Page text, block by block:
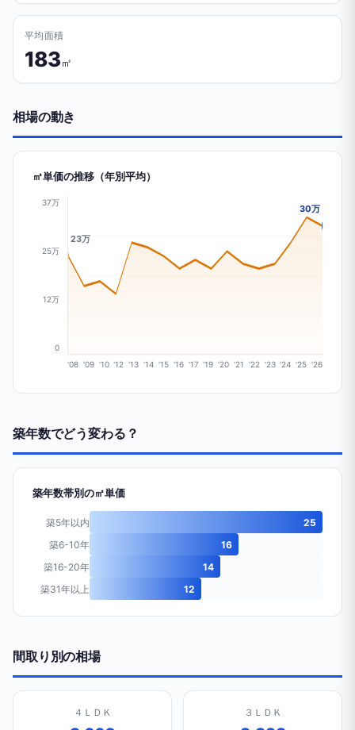
平均面積
183㎡
相場の動き
㎡単価の推移（年別平均）
37万
25万
12万
0
23万
30万
'08 '09 '10 '12 '13 '14 '15 '16 '17 '19 '20 '21 '22 '23 '24 '25 '26
築年数でどう変わる？
築年数帯別の㎡単価
築5年以内
25
築6-10年
16
築16-20年
14
築31年以上
12
間取り別の相場
４ＬＤＫ ３ＬＤＫ